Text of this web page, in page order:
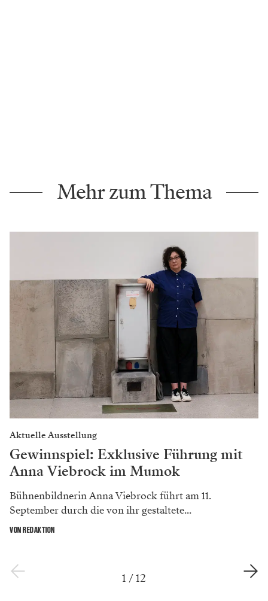
Mehr zum Thema
Aktuelle Ausstellung
Gewinnspiel: Exklusive Führung mit
Anna Viebrock im Mumok
Bühnenbildnerin Anna Viebrock führt am 11.
September durch die von ihr gestaltete...
VON REDAKTION
1 /12